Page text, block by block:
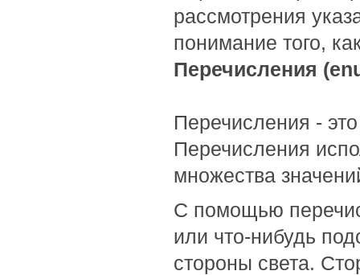
рассмотрения
понимание того,
Перечисления
Перечисления -
Перечисления
множества
С помощью
или что-нибудь
стороны света.